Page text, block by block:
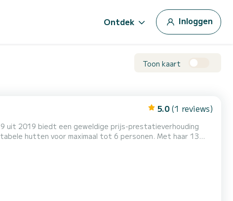
Ontdek Inloggen
Toon kaart
5.0 (1 reviews)
uit 2019 biedt een geweldige prijs-prestatieverhouding
voor een onvergetelijke vaarvakantie in de